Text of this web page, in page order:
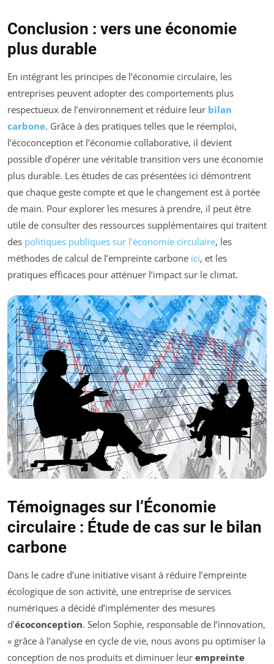
Conclusion : vers une économie
plus durable
En intégrant les principes de l’économie circulaire, les
entreprises peuvent adopter des comportements plus
respectueux de l’environnement et réduire leur bilan
carbone. Grâce à des pratiques telles que le réemploi,
l’écoconception et l’économie collaborative, il devient
possible d’opérer une véritable transition vers une économie
plus durable. Les études de cas présentées ici démontrent
que chaque geste compte et que le changement est à portée
de main. Pour explorer les mesures à prendre, il peut être
utile de consulter des ressources supplémentaires qui traitent
des politiques publiques sur l’économie circulaire, les
méthodes de calcul de l’empreinte carbone ici, et les
pratiques efficaces pour atténuer l’impact sur le climat.
Témoignages sur l’Économie
circulaire : Étude de cas sur le bilan
carbone
Dans le cadre d’une initiative visant à réduire l’empreinte
écologique de son activité, une entreprise de services
numériques a décidé d’implémenter des mesures
d’écoconception. Selon Sophie, responsable de l’innovation,
« grâce à l’analyse en cycle de vie, nous avons pu optimiser la
conception de nos produits et diminuer leur empreinte